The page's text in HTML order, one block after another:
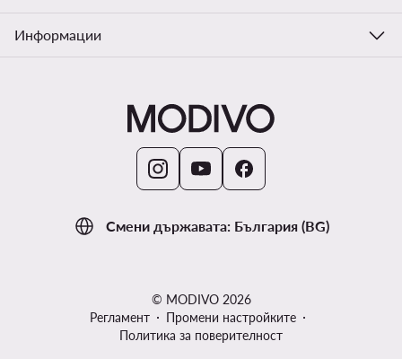
Смени държавата: България (BG)
Информации
© MODIVO 2026
Регламент
Промени настройките
Политика за поверителност